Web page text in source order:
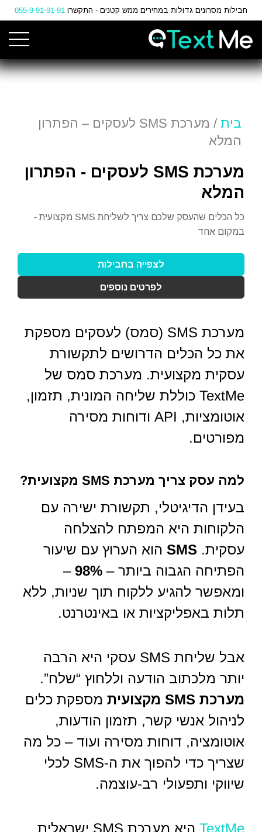
Skip
to
Content
חבילות מסרונים גדולות במחירים ממש קטנים - התקשרו 055-9-91-91-91
בית
/ מערכת SMS לעסקים – הפתרון
המלא
מערכת SMS לעסקים - הפתרון
המלא
כל הכלים שהעסק שלכם צריך לשליחת SMS מקצועית -
במקום אחד
לצפייה בחבילות
לפרטים נוספים
מערכת SMS (סמס) לעסקים מספקת
את כל הכלים הדרושים לתקשורת
עסקית מקצועית. מערכת סמס של
TextMe כוללת שליחה המונית, תזמון,
אוטומציות, API ודוחות מסירה
מפורטים.
למה עסק צריך מערכת SMS מקצועית?
בעידן הדיגיטלי, תקשורת ישירה עם
הלקוחות היא המפתח להצלחה
עסקית. SMS הוא הערוץ עם שיעור
הפתיחה הגבוה ביותר – 98%
–
ומאפשר להגיע ללקוח תוך שניות, ללא
תלות באפליקציות או באינטרנט.
אבל שליחת SMS עסקי היא הרבה
יותר מלכתוב הודעה וללחוץ “שלח”.
מערכת SMS מקצועית
מספקת כלים
לניהול אנשי קשר, תזמון הודעות,
אוטומציה, דוחות מסירה ועוד – כל מה
שצריך כדי להפוך את ה-SMS לכלי
שיווקי ותפעולי רב-עוצמה.
TextMe
היא מערכת SMS ישראלית